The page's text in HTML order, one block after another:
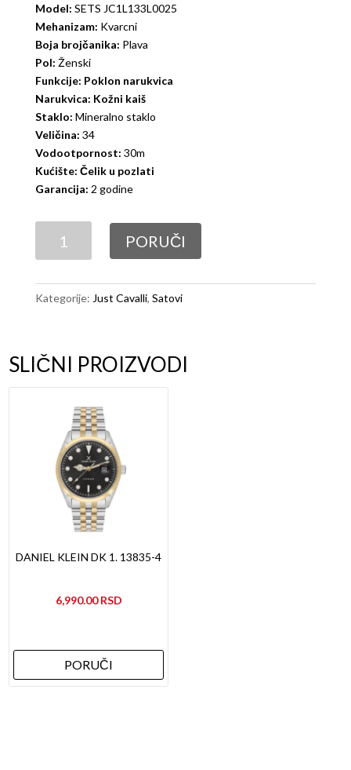
Model: SETS JC1L133L0025
Mehanizam: Kvarcni
Boja brojčanika: Plava
Pol: Ženski
Funkcije: Poklon narukvica
Narukvica: Kožni kaiš
Staklo: Mineralno staklo
Veličina: 34
Vodootpornost: 30m
Kućište: Čelik u pozlati
Garancija: 2 godine
Cavalli
JC1L133L0025
količina
PORUČI
Kategorije: Just Cavalli, Satovi
SLIČNI PROIZVODI
DANIEL KLEIN DK 1. 13835-4
6,990.00
PORUČI